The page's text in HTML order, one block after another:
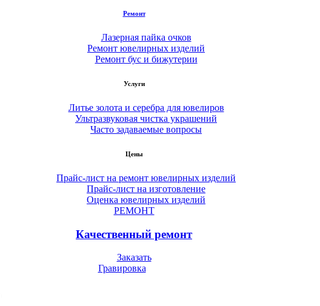
Ремонт
Лазерная пайка очков
Ремонт ювелирных изделий
Ремонт бус и бижутерии
Услуги
Литье золота и серебра для ювелиров
Ультразвуковая чистка украшений
Часто задаваемые вопросы
Цены
Прайс-лист на ремонт ювелирных изделий
Прайс-лист на изготовление
Оценка ювелирных изделий
РЕМОНТ
Качественный ремонт
Заказать
Гравировка